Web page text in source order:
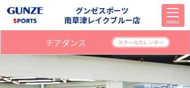
グンゼスポーツ
南草津レイクブルー店
menu
チアダンス スクールカレンダー